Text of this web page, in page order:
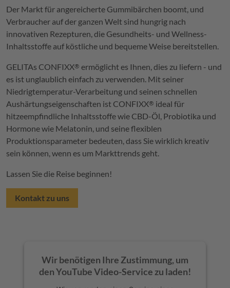
Der Markt für angereicherte Gummibärchen boomt, und
Verbraucher auf der ganzen Welt sind hungrig nach
innovativen Rezepturen, die Gesundheits- und Wellness-
Inhaltsstoffe auf köstliche und bequeme Weise bereitstellen.
GELITAs CONFIXX® ermöglicht es Ihnen, dies zu liefern - und
es ist unglaublich einfach zu verwenden. Mit seiner
Niedrigtemperatur-Verarbeitung und seinen schnellen
Aushärtungseigenschaften ist CONFIXX® ideal für
hitzeempfindliche Inhaltsstoffe wie CBD-Öl, Probiotika und
Hormone wie Melatonin, und seine flexiblen
Produktionsparameter bedeuten, dass Sie wirklich kreativ
sein können, wenn es um Markttrends geht.
Lassen Sie die Reise beginnen!
Kontakt zu uns
Wir benötigen Ihre Zustimmung, um
den YouTube Video-Service zu laden!